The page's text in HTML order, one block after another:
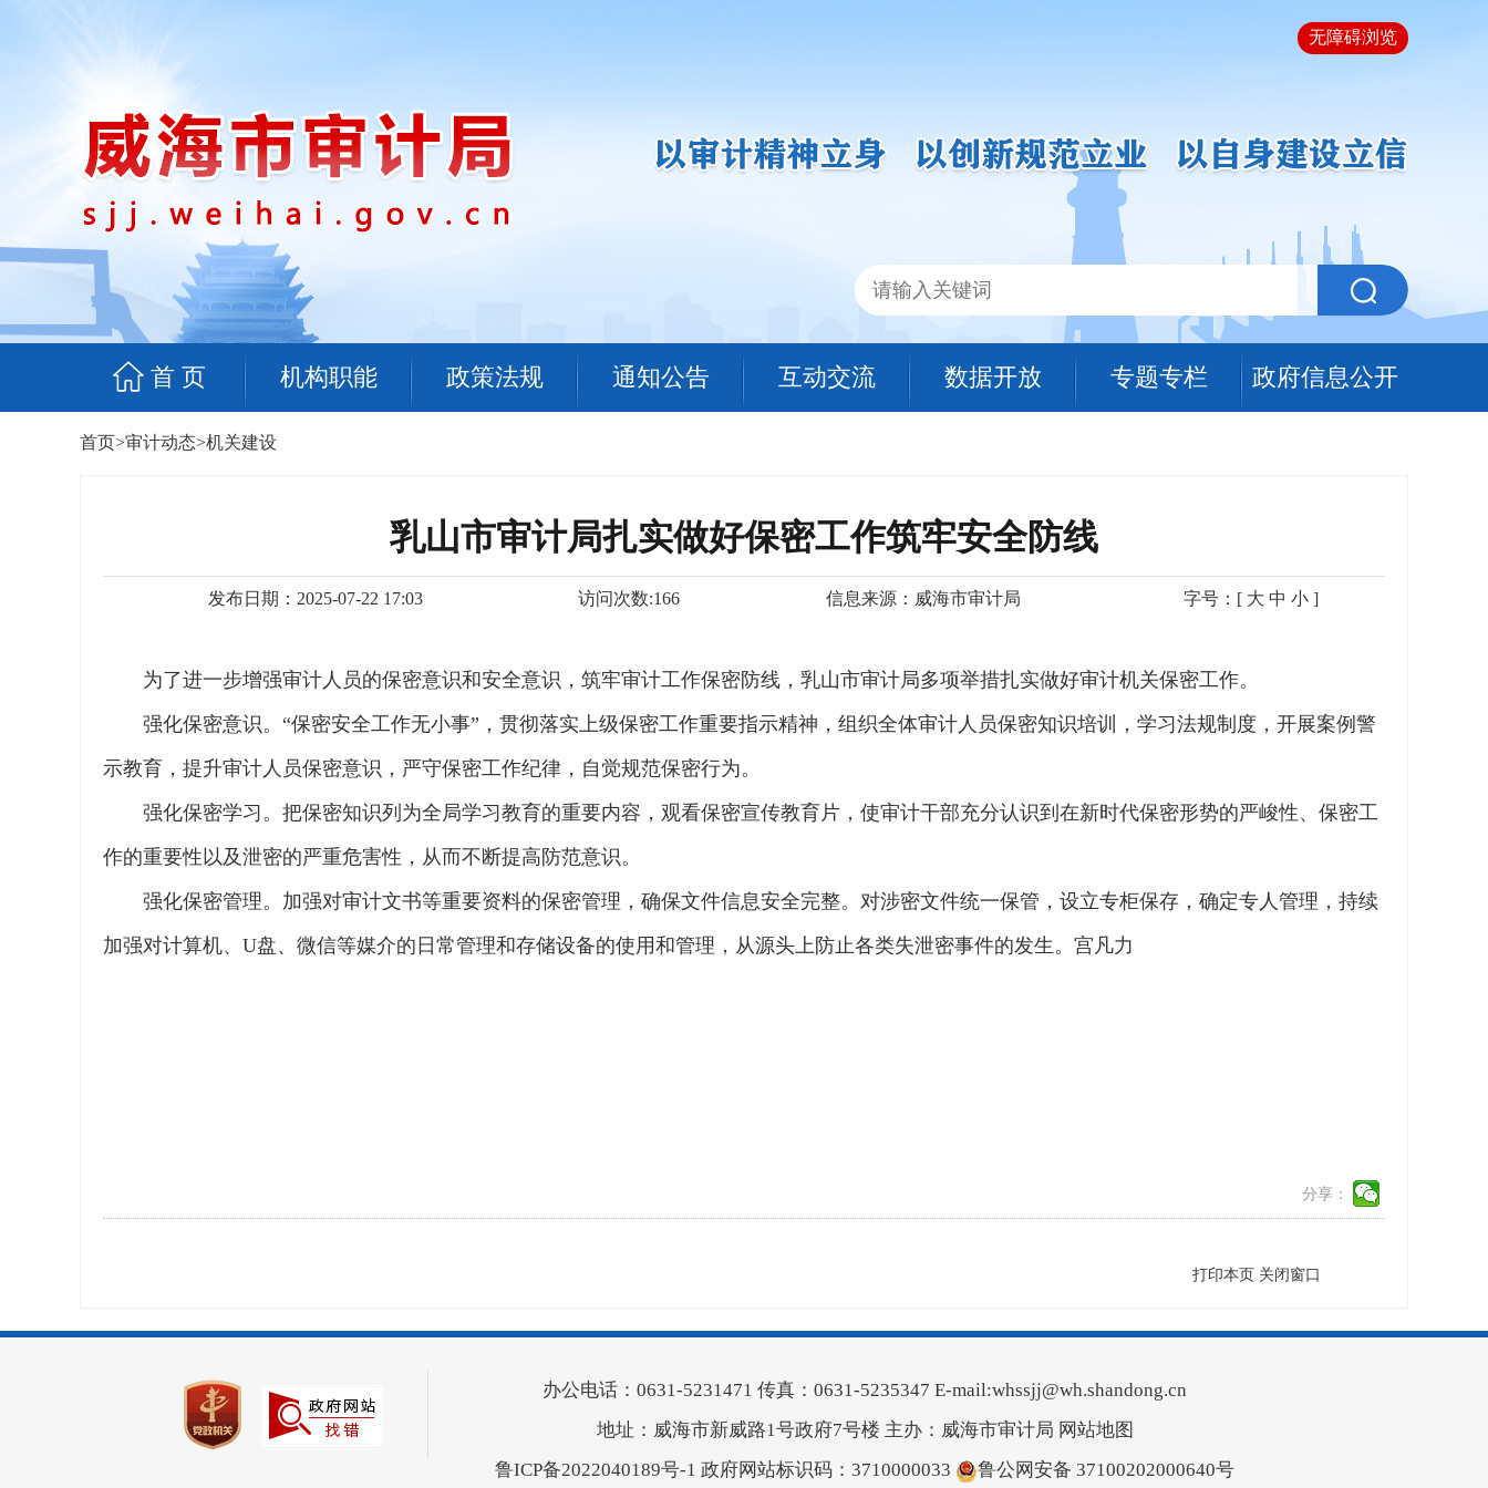
无障碍浏览
首 页 机构职能 政策法规 通知公告 互动交流 数据开放 专题专栏 政府信息公开
首页>审计动态>机关建设
乳山市审计局扎实做好保密工作筑牢安全防线
发布日期：2025-07-22 17:03 访问次数:166 信息来源： 威海市审计局 字号：[ 大 中 小]
为了进一步增强审计人员的保密意识和安全意识，筑牢审计工作保密防线，乳山市审计局多项举措扎实做好审计机关保密工作。
强化保密意识。“保密安全工作无小事”，贯彻落实上级保密工作重要指示精神，组织全体审计人员保密知识培训，学习法规制度，开展案例警
示教育，提升审计人员保密意识，严守保密工作纪律，自觉规范保密行为。
强化保密学习。把保密知识列为全局学习教育的重要内容，观看保密宣传教育片，使审计干部充分认识到在新时代保密形势的严峻性、保密工
作的重要性以及泄密的严重危害性，从而不断提高防范意识。
强化保密管理。加强对审计文书等重要资料的保密管理，确保文件信息安全完整。对涉密文件统一保管，设立专柜保存，确定专人管理，持续
加强对计算机、U盘、微信等媒介的日常管理和存储设备的使用和管理，从源头上防止各类失泄密事件的发生。宫凡力
分享：
打印本页 关闭窗口
办公电话：0631-5231471 传真：0631-5235347 E-mail:whssjj@wh.shandong.cn
地址：威海市新威路1号政府7号楼 主办：威海市审计局 网站地图
鲁ICP备2022040189号-1 政府网站标识码：3710000033 鲁公网安备 37100202000640号